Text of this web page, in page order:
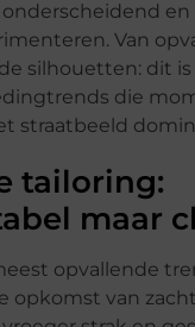
Van
silhouetten: dit
die
straatbeeld
tailoring:
maar
opvallende
opkomst van